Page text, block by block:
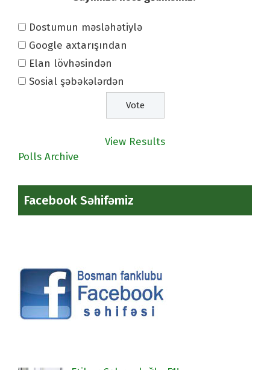
Dostumun məsləhətiylə
Google axtarışından
Elan lövhəsindən
Sosial şəbəkələrdən
View Results
Polls Archive
Facebook Səhifəmiz